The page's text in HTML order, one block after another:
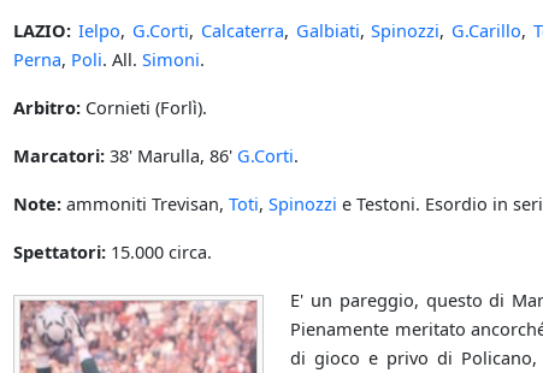
LAZIO: Ielpo, G.Corti, Calcaterra, Galbiati,Spinozzi, G.Carillo,
Perna, Poli. All. Simoni.
Arbitro: Cornieti (Forlì).
Marcatori: 38' Marulla, 86' G.Corti.
Note: ammoniti Trevisan, Toti, Spinozzi e Testoni. Esordio in
Spettatori: 15.000 circa.
E' un pareggio, questo di
Pienamente meritato
di gioco e privo di